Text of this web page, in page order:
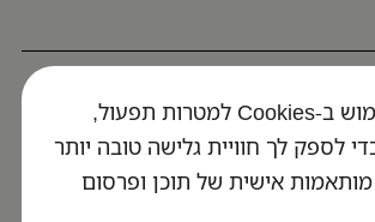
חזרו אליי
האתר עושה שימוש ב-Cookies למטרות תפעול,
לספק לך חוויית גלישה טובה יותר
אישית של תוכן ופרסום